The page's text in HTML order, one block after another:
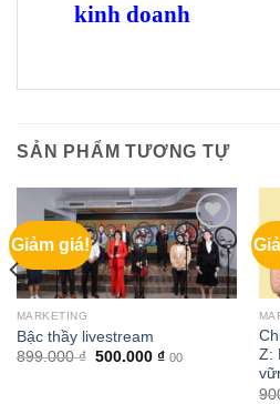
kinh doanh
SẢN PHẨM TƯƠNG TỰ
Giảm giá!
MARKETING
Bậc thầy livestream
899.000₫ Giá
500.000 ₫Giá
00
Z: